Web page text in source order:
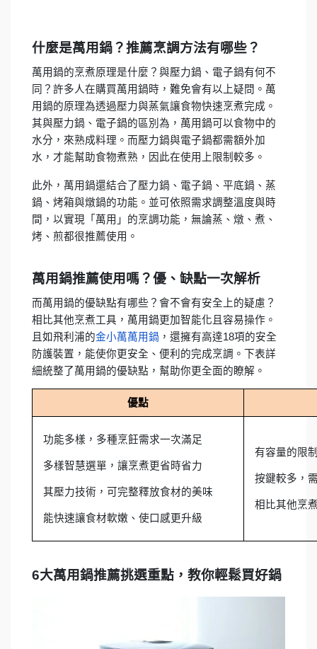
什麼是萬用鍋？推薦烹調方法有哪些？
萬用鍋的烹煮原理是什麼？與壓力鍋、電子鍋有何不
同？許多人在購買萬用鍋時，難免會有以上疑問。萬
用鍋的原理為透過壓力與蒸氣讓食物快速烹煮完成。
其與壓力鍋、電子鍋的區別為，萬用鍋可以食物中的
水分，來熟成料理。而壓力鍋與電子鍋都需額外加
水，才能幫助食物煮熟，因此在使用上限制較多。
此外，萬用鍋還結合了壓力鍋、電子鍋、平底鍋、蒸
鍋、烤箱與燉鍋的功能。並可依照需求調整溫度與時
間，以實現「萬用」的烹調功能，無論蒸、燉、煮、
烤、煎都很推薦使用。
萬用鍋推薦使用嗎？優、缺點一次解析
而萬用鍋的優缺點有哪些？會不會有安全上的疑慮？
相比其他烹煮工具，萬用鍋更加智能化且容易操作。
且如飛利浦的金小萬萬用鍋 ，還擁有高達18項的安全
防護裝置，能使你更安全、便利的完成烹調。下表詳
細統整了萬用鍋的優缺點，幫助你更全面的瞭解。
優點
功能多樣，多種烹飪需求一次滿足
多樣智慧選單，讓烹煮更省時省力
其壓力技術，可完整釋放食材的美味
能快速讓食材軟嫩、使口感更升級
有容量的限
按鍵較多，
相比其他烹
6大萬用鍋推薦挑選重點，教你輕鬆買好鍋